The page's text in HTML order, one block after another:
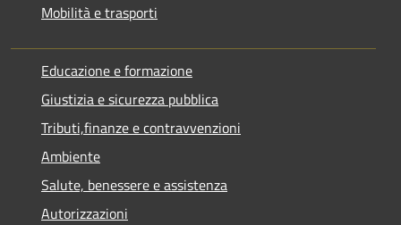
Mobilità e trasporti
Educazione e formazione
Giustizia e sicurezza pubblica
Tributi,finanze e contravvenzioni
Ambiente
Salute, benessere e assistenza
Autorizzazioni